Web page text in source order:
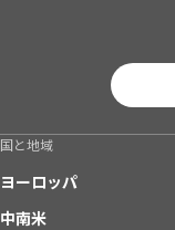
国と地域
ヨーロッパ
中南米